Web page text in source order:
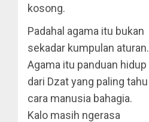
kosong.
Padahal agama itu bukan
sekadar kumpulan aturan.
Agama itu panduan hidup
dari Dzat yang paling tahu
cara manusia bahagia.
Kalo masih ngerasa